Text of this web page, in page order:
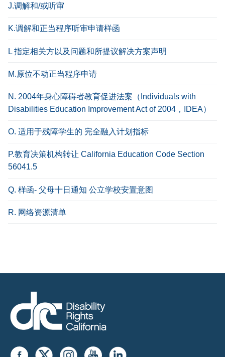
J.调解和/或听审
K.调解和正当程序听审申请样函
L 指定相关方以及问题和所提议解决方案声明
M.原位不动正当程序申请
N. 2004年身心障碍者教育促进法案（Individuals with
Disabilities Education Improvement Act of 2004，IDEA）
O. 适用于残障学生的 完全融入计划指标
P.教育决策机构转让 California Education Code Section
56041.5
Q. 样函- 父母十日通知 公立学校安置意图
R. 网络资源清单